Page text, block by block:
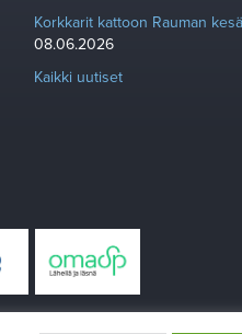
Korkkarit kattoon Rauman
08.06.2026
Kaikki uutiset